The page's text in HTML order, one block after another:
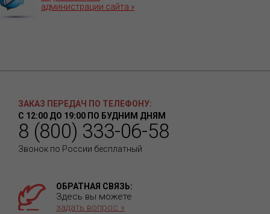
администрации сайта »
ЗАКАЗ ПЕРЕДАЧ ПО ТЕЛЕФОНУ:
С 12:00 ДО 19:00 ПО БУДНИМ ДНЯМ
8 (800) 333-06-58
Звонок по России бесплатный
ОБРАТНАЯ СВЯЗЬ:
Здесь вы можете
задать вопрос »